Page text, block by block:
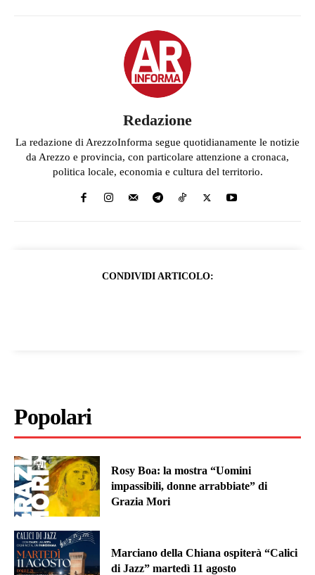
Redazione
La redazione di ArezzoInforma segue quotidianamente le notizie
da Arezzo e provincia, con particolare attenzione a cronaca,
politica locale, economia e cultura del territorio.
CONDIVIDI ARTICOLO:
Popolari
Rosy Boa: la mostra “Uomini
impassibili, donne arrabbiate” di
Grazia Mori
Marciano della Chiana ospiterà “Calici
di Jazz” martedì 11 agosto